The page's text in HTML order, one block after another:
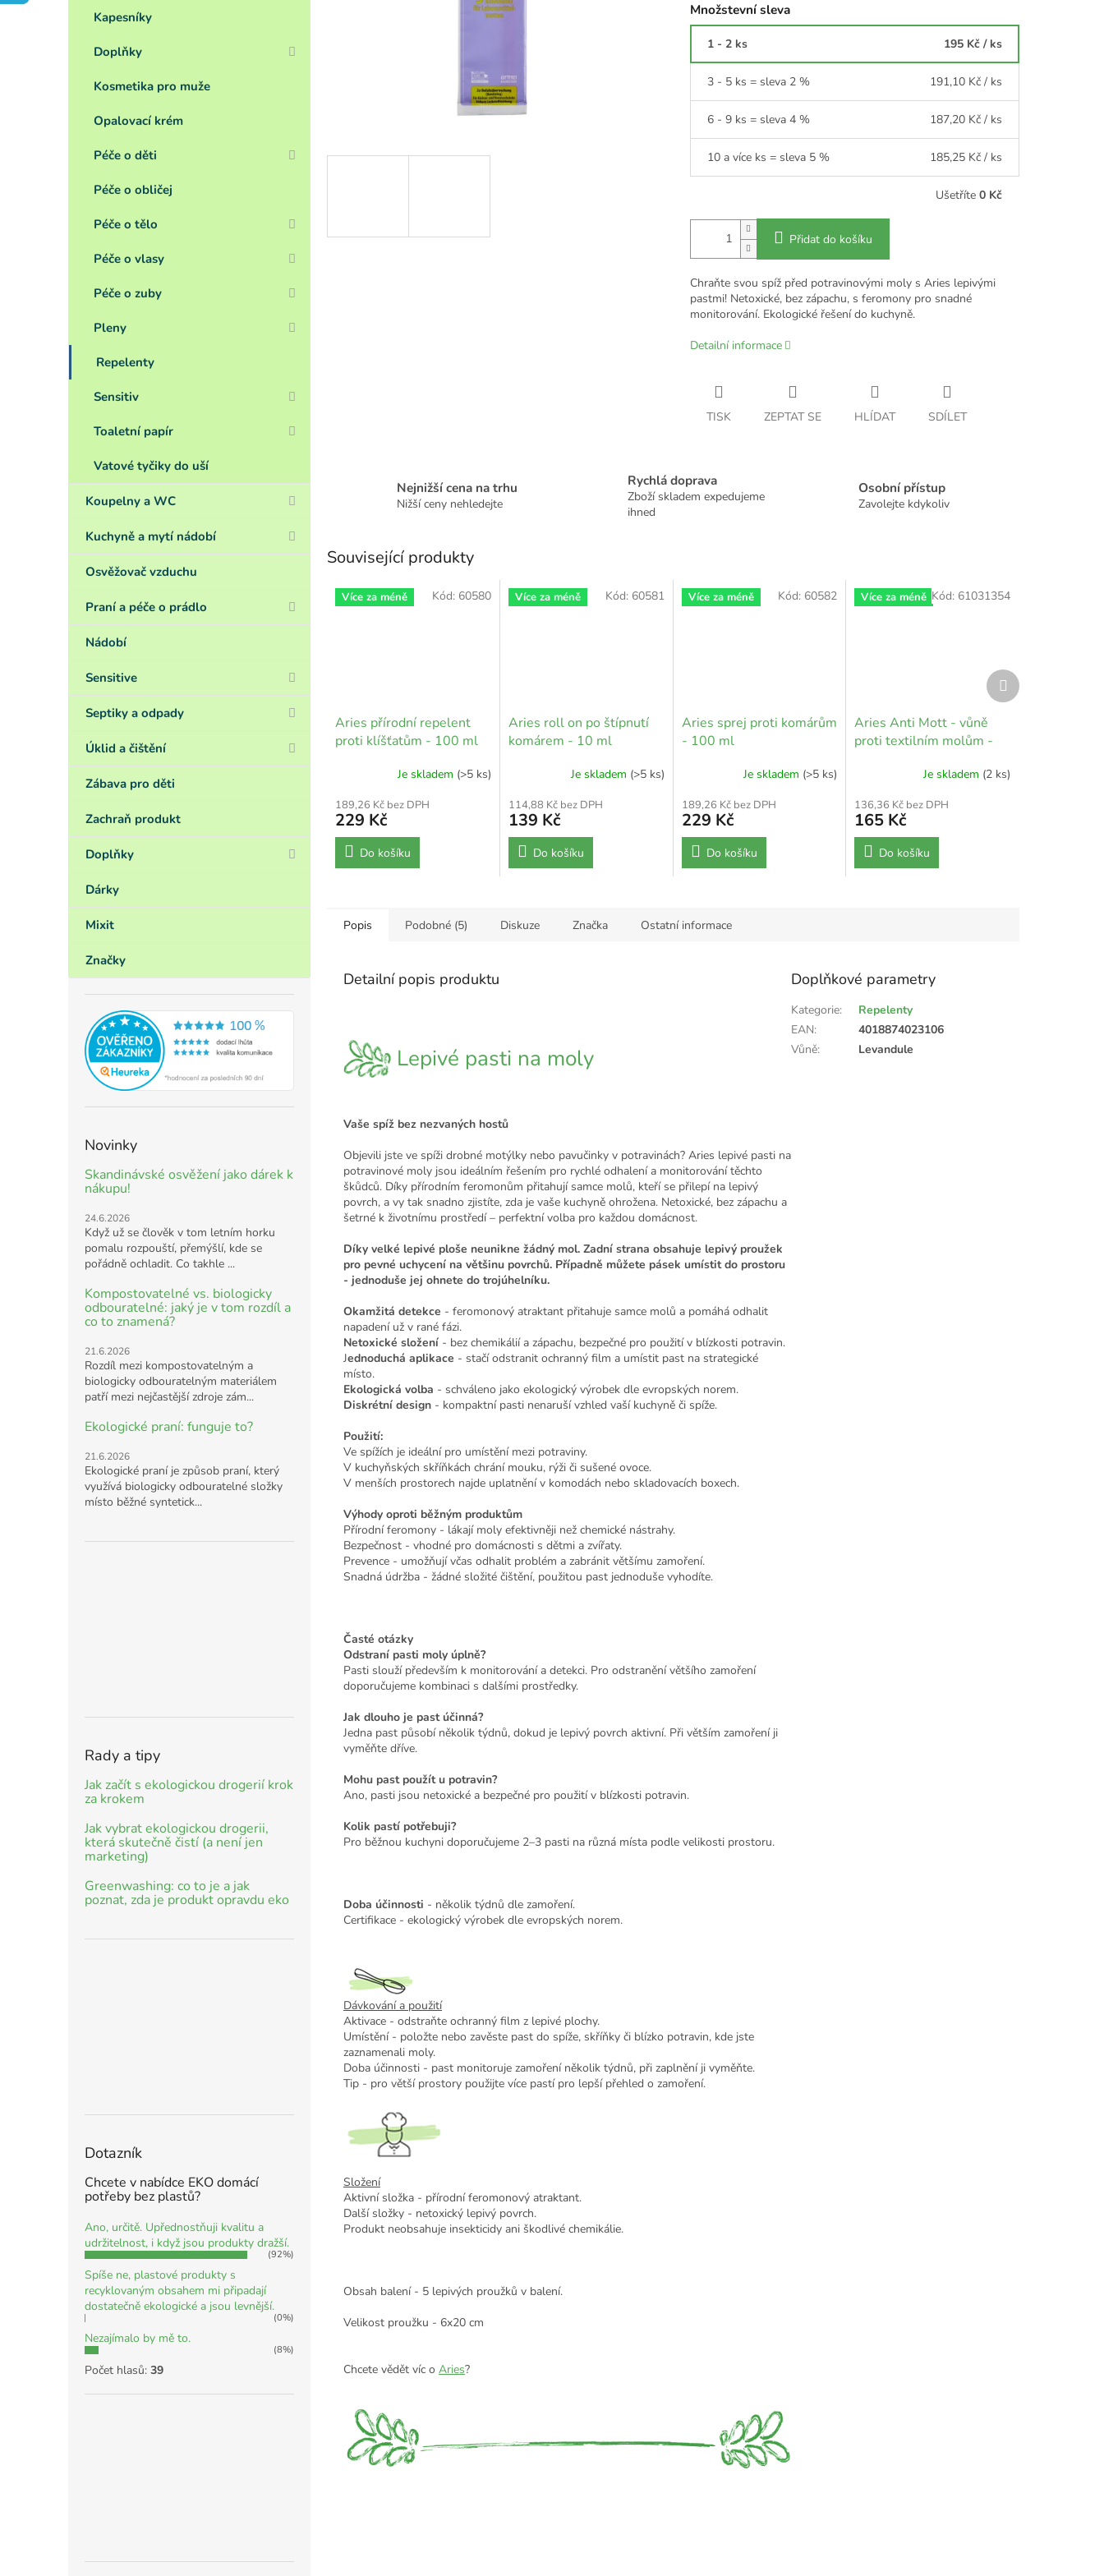
Kapesníky
Doplňky
Kosmetika pro muže
Opalovací krém
Péče o děti
Péče o obličej
Péče o tělo
Péče o vlasy
Péče o zuby
Pleny
Repelenty
Sensitiv
Toaletní papír
Vatové tyčiky do uší
Koupelny a WC
Kuchyně a mytí nádobí
Osvěžovač vzduchu
Praní a péče o prádlo
Nádobí
Sensitive
Septiky a odpady
Úklid a čištění
Zábava pro děti
Zachraň produkt
Doplňky
Dárky
Mixit
Značky
Novinky
Skandinávské osvěžení jako dárek k
nákupu!
24.6.2026
Když už se člověk v tom letním horku
pomalu rozpouští, přemýšlí, kde se
pořádně ochladit. Co takhle ...
Kompostovatelné vs. biologicky
odbouratelné: jaký je v tom rozdíl a
co to znamená?
21.6.2026
Rozdíl mezi kompostovatelným a
biologicky odbouratelným materiálem
patří mezi nejčastější zdroje zám...
Ekologické praní: funguje to?
21.6.2026
Ekologické praní je způsob praní, který
využívá biologicky odbouratelné složky
místo běžné syntetick...
Rady a tipy
Jak začít s ekologickou drogerií krok
za krokem
Jak vybrat ekologickou drogerii,
která skutečně čistí (a není jen
marketing)
Greenwashing: co to je a jak
poznat, zda je produkt opravdu eko
Dotazník
Chcete v nabídce EKO domácí
potřeby bez plastů?
Ano, určitě. Upřednostňuji kvalitu a
udržitelnost, i když jsou produkty dražší.
(92%)
Spíše ne, plastové produkty s
recyklovaným obsahem mi připadají
dostatečně ekologické a jsou levnější.
(0%)
Nezajímalo by mě to.
(8%)
Počet hlasů: 39
Množstevní sleva
1 - 2 ks 195 Kč / ks
3 - 5 ks = sleva 2 % 191,10 Kč / ks
6 - 9 ks = sleva 4 % 187,20 Kč / ks
10 a více ks = sleva 5 % 185,25 Kč / ks
Ušetříte 0 Kč
Přidat do košíku
Chraňte svou spíž před potravinovými moly s Aries lepivými
pastmi! Netoxické, bez zápachu, s feromony pro snadné
monitorování. Ekologické řešení do kuchyně.
Detailní informace
TISK ZEPTAT SE HLÍDAT SDÍLET
Nejnižší cena na trhu
Nižší ceny nehledejte
Rychlá doprava
Zboží skladem expedujeme
ihned
Osobní přístup
Zavolejte kdykoliv
Související produkty
Více za méně
Aries přírodní repelent
proti klíšťatům - 100 ml
Je skladem (>5 ks)
189,26 Kč bez DPH
229 Kč
Do košíku
Kód: 60580 Více za méně
Aries roll on po štípnutí
komárem - 10 ml
Je skladem (>5 ks)
114,88 Kč bez DPH
139 Kč
Do košíku
Kód: 60581 Více za méně
Aries sprej proti komárům
- 100 ml
Je skladem (>5 ks)
189,26 Kč bez DPH
229 Kč
Do košíku
Kód: 60582 Více za méně
Aries Anti Mott - vůně
proti textilním molům -
Je skladem (2 ks)
136,36 Kč bez DPH
165 Kč
Do košíku
Kód: 61031354
Další
produkt
Popis Podobné (5) Diskuze Značka Ostatní informace
Detailní popis produktu
Lepivé pasti na moly
Vaše spíž bez nezvaných hostů
Objevili jste ve spíži drobné motýlky nebo pavučinky v potravinách? Aries lepivé pasti na
potravinové moly jsou ideálním řešením pro rychlé odhalení a monitorování těchto
škůdců. Díky přírodním feromonům přitahují samce molů, kteří se přilepí na lepivý
povrch, a vy tak snadno zjistíte, zda je vaše kuchyně ohrožena. Netoxické, bez zápachu a
šetrné k životnímu prostředí – perfektní volba pro každou domácnost.
Díky velké lepivé ploše neunikne žádný mol. Zadní strana obsahuje lepivý proužek
pro pevné uchycení na většinu povrchů. Případně můžete pásek umístit do prostoru
- jednoduše jej ohnete do trojúhelníku.
Okamžitá detekce - feromonový atraktant přitahuje samce molů a pomáhá odhalit
napadení už v rané fázi.
Netoxické složení - bez chemikálií a zápachu, bezpečné pro použití v blízkosti potravin.
Jednoduchá aplikace - stačí odstranit ochranný film a umístit past na strategické
místo.
Ekologická volba - schváleno jako ekologický výrobek dle evropských norem.
Diskrétní design - kompaktní pasti nenaruší vzhled vaší kuchyně či spíže.
Použití:
Ve spížích je ideální pro umístění mezi potraviny.
V kuchyňských skříňkách chrání mouku, rýži či sušené ovoce.
V menších prostorech najde uplatnění v komodách nebo skladovacích boxech.
Výhody oproti běžným produktům
Přírodní feromony - lákají moly efektivněji než chemické nástrahy.
Bezpečnost - vhodné pro domácnosti s dětmi a zvířaty.
Prevence - umožňují včas odhalit problém a zabránit většímu zamoření.
Snadná údržba - žádné složité čištění, použitou past jednoduše vyhodíte.
Časté otázky
Odstraní pasti moly úplně?
Pasti slouží především k monitorování a detekci. Pro odstranění většího zamoření
doporučujeme kombinaci s dalšími prostředky.
Jak dlouho je past účinná?
Jedna past působí několik týdnů, dokud je lepivý povrch aktivní. Při větším zamoření ji
vyměňte dříve.
Mohu past použít u potravin?
Ano, pasti jsou netoxické a bezpečné pro použití v blízkosti potravin.
Kolik pastí potřebuji?
Pro běžnou kuchyni doporučujeme 2–3 pasti na různá místa podle velikosti prostoru.
Doba účinnosti - několik týdnů dle zamoření.
Certifikace - ekologický výrobek dle evropských norem.
Dávkování a použití
Aktivace - odstraňte ochranný film z lepivé plochy.
Umístění - položte nebo zavěste past do spíže, skříňky či blízko potravin, kde jste
zaznamenali moly.
Doba účinnosti - past monitoruje zamoření několik týdnů, při zaplnění ji vyměňte.
Tip - pro větší prostory použijte více pastí pro lepší přehled o zamoření.
Složení
Aktivní složka - přírodní feromonový atraktant.
Další složky - netoxický lepivý povrch.
Produkt neobsahuje insekticidy ani škodlivé chemikálie.
Obsah balení - 5 lepivých proužků v balení.
Velikost proužku - 6x20 cm
Chcete vědět víc o Aries?
Doplňkové parametry
Kategorie:
Repelenty
EAN:
4018874023106
Vůně: Levandule